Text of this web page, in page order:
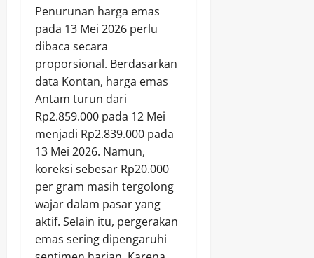
Penurunan harga emas
pada 13 Mei 2026 perlu
dibaca secara
proporsional. Berdasarkan
data Kontan, harga emas
Antam turun dari
Rp2.859.000 pada 12 Mei
menjadi Rp2.839.000 pada
13 Mei 2026. Namun,
koreksi sebesar Rp20.000
per gram masih tergolong
wajar dalam pasar yang
aktif. Selain itu, pergerakan
emas sering dipengaruhi